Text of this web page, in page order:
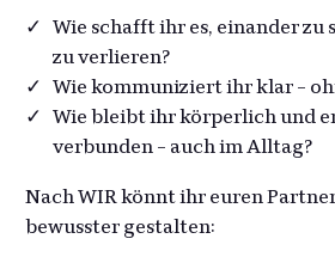
Wie schafft ihr es, einander zu
zu verlieren?
Wie kommuniziert ihr klar –
Wie bleibt ihr körperlich und
verbunden – auch im Alltag?
Nach WIR könnt ihr euren
bewusster gestalten: